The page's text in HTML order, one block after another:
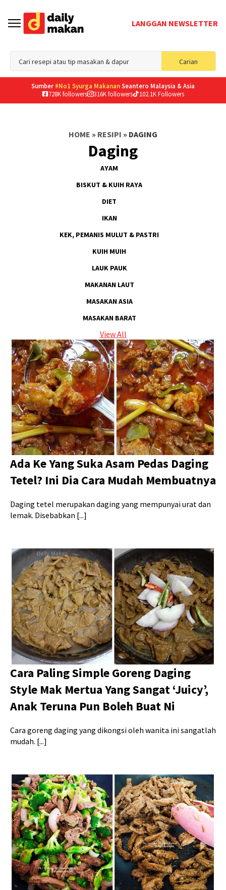
LANGGAN NEWSLETTER
Carian
for:
Sumber #No1 Syurga MakananSeantero Malaysia & Asia
728K followers
316K followers 102.1K Followers
HOME » RESIPI » DAGING
Daging
AYAM
BISKUT & KUIH RAYA
DIET
IKAN
KEK, PEMANIS MULUT & PASTRI
KUIH MUIH
LAUK PAUK
MAKANAN LAUT
MASAKAN ASIA
MASAKAN BARAT
View All
Ada Ke Yang Suka Asam Pedas Daging
Tetel? Ini Dia Cara Mudah Membuatnya
Daging tetel merupakan daging yang mempunyai urat dan
lemak. Disebabkan [...]
Cara Paling Simple Goreng Daging
Style Mak Mertua Yang Sangat ‘Juicy’,
Anak Teruna Pun Boleh Buat Ni
Cara goreng daging yang dikongsi oleh wanita ini sangatlah
mudah. [...]